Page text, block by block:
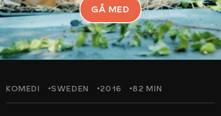
GÅ MED
KOMEDI SWEDEN 2016 82 MIN